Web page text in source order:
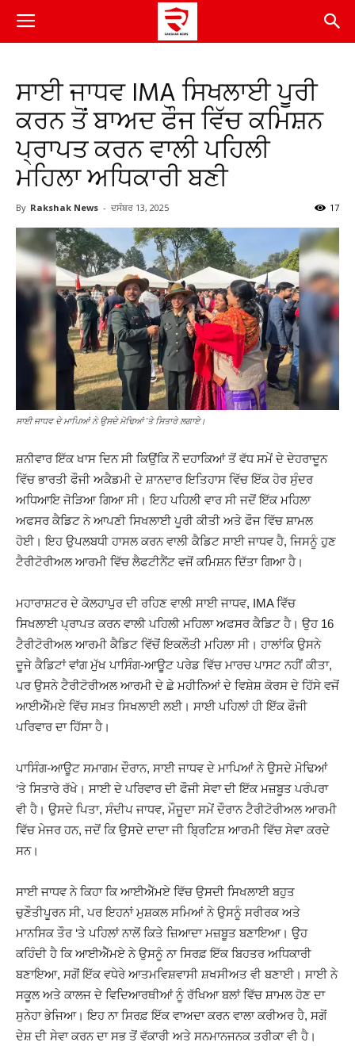
ਸਾਈ ਜਾਧਵ IMA ਸਿਖਲਾਈ ਪੂਰੀ
ਕਰਨ ਤੋਂ ਬਾਅਦ ਫੌਜ ਵਿੱਚ ਕਮਿਸ਼ਨ
ਪ੍ਰਾਪਤ ਕਰਨ ਵਾਲੀ ਪਹਿਲੀ
ਮਹਿਲਾ ਅਧਿਕਾਰੀ ਬਣੀ
By Rakshak News - ਦਸੰਬਰ 13, 2025 17
ਸਾਈ ਜਾਧਵ ਦੇ ਮਾਪਿਆਂ ਨੇ ਉਸਦੇ ਮੋਢਿਆਂ 'ਤੇ ਸਿਤਾਰੇ ਲਗਾਏ।
ਸ਼ਨੀਵਾਰ ਇੱਕ ਖਾਸ ਦਿਨ ਸੀ ਕਿਉਂਕਿ ਨੌਂ ਦਹਾਕਿਆਂ ਤੋਂ ਵੱਧ ਸਮੇਂ ਦੇ ਦੇਹਰਾਦੂਨ
ਵਿੱਚ ਭਾਰਤੀ ਫੌਜੀ ਅਕੈਡਮੀ ਦੇ ਸ਼ਾਨਦਾਰ ਇਤਿਹਾਸ ਵਿੱਚ ਇੱਕ ਹੋਰ ਸੁੰਦਰ
ਅਧਿਆਇ ਜੋੜਿਆ ਗਿਆ ਸੀ। ਇਹ ਪਹਿਲੀ ਵਾਰ ਸੀ ਜਦੋਂ ਇੱਕ ਮਹਿਲਾ
ਅਫਸਰ ਕੈਡਿਟ ਨੇ ਆਪਣੀ ਸਿਖਲਾਈ ਪੂਰੀ ਕੀਤੀ ਅਤੇ ਫੌਜ ਵਿੱਚ ਸ਼ਾਮਲ
ਹੋਈ। ਇਹ ਉਪਲਬਧੀ ਹਾਸਲ ਕਰਨ ਵਾਲੀ ਕੈਡਿਟ ਸਾਈ ਜਾਧਵ ਹੈ, ਜਿਸਨੂੰ ਹੁਣ
ਟੈਰੀਟੋਰੀਅਲ ਆਰਮੀ ਵਿੱਚ ਲੈਫਟੀਨੈਂਟ ਵਜੋਂ ਕਮਿਸ਼ਨ ਦਿੱਤਾ ਗਿਆ ਹੈ।
ਮਹਾਰਾਸ਼ਟਰ ਦੇ ਕੋਲਹਾਪੁਰ ਦੀ ਰਹਿਣ ਵਾਲੀ ਸਾਈ ਜਾਧਵ, IMA ਵਿੱਚ
ਸਿਖਲਾਈ ਪ੍ਰਾਪਤ ਕਰਨ ਵਾਲੀ ਪਹਿਲੀ ਮਹਿਲਾ ਅਫਸਰ ਕੈਡਿਟ ਹੈ। ਉਹ 16
ਟੈਰੀਟੋਰੀਅਲ ਆਰਮੀ ਕੈਡਿਟ ਵਿੱਚੋਂ ਇਕਲੌਤੀ ਮਹਿਲਾ ਸੀ। ਹਾਲਾਂਕਿ ਉਸਨੇ
ਦੂਜੇ ਕੈਡਿਟਾਂ ਵਾਂਗ ਮੁੱਖ ਪਾਸਿੰਗ-ਆਊਟ ਪਰੇਡ ਵਿੱਚ ਮਾਰਚ ਪਾਸਟ ਨਹੀਂ ਕੀਤਾ,
ਪਰ ਉਸਨੇ ਟੈਰੀਟੋਰੀਅਲ ਆਰਮੀ ਦੇ ਛੇ ਮਹੀਨਿਆਂ ਦੇ ਵਿਸ਼ੇਸ਼ ਕੋਰਸ ਦੇ ਹਿੱਸੇ ਵਜੋਂ
ਆਈਐੱਮਏ ਵਿੱਚ ਸਖ਼ਤ ਸਿਖਲਾਈ ਲਈ। ਸਾਈ ਪਹਿਲਾਂ ਹੀ ਇੱਕ ਫੌਜੀ
ਪਰਿਵਾਰ ਦਾ ਹਿੱਸਾ ਹੈ।
ਪਾਸਿੰਗ-ਆਊਟ ਸਮਾਗਮ ਦੌਰਾਨ, ਸਾਈ ਜਾਧਵ ਦੇ ਮਾਪਿਆਂ ਨੇ ਉਸਦੇ ਮੋਢਿਆਂ
‘ਤੇ ਸਿਤਾਰੇ ਰੱਖੇ। ਸਾਈ ਦੇ ਪਰਿਵਾਰ ਦੀ ਫੌਜੀ ਸੇਵਾ ਦੀ ਇੱਕ ਮਜ਼ਬੂਤ ​​ਪਰੰਪਰਾ
ਵੀ ਹੈ। ਉਸਦੇ ਪਿਤਾ, ਸੰਦੀਪ ਜਾਧਵ, ਮੌਜੂਦਾ ਸਮੇਂ ਦੌਰਾਨ ਟੈਰੀਟੋਰੀਅਲ ਆਰਮੀ
ਵਿੱਚ ਮੇਜਰ ਹਨ, ਜਦੋਂ ਕਿ ਉਸਦੇ ਦਾਦਾ ਜੀ ਬ੍ਰਿਟਿਸ਼ ਆਰਮੀ ਵਿੱਚ ਸੇਵਾ ਕਰਦੇ
ਸਨ।
ਸਾਈ ਜਾਧਵ ਨੇ ਕਿਹਾ ਕਿ ਆਈਐੱਮਏ ਵਿੱਚ ਉਸਦੀ ਸਿਖਲਾਈ ਬਹੁਤ
ਚੁਣੌਤੀਪੂਰਨ ਸੀ, ਪਰ ਇਹਨਾਂ ਮੁਸ਼ਕਲ ਸਮਿਆਂ ਨੇ ਉਸਨੂੰ ਸਰੀਰਕ ਅਤੇ
ਮਾਨਸਿਕ ਤੌਰ ‘ਤੇ ਪਹਿਲਾਂ ਨਾਲੋਂ ਕਿਤੇ ਜ਼ਿਆਦਾ ਮਜ਼ਬੂਤ ​​ਬਣਾਇਆ। ਉਹ
ਕਹਿੰਦੀ ਹੈ ਕਿ ਆਈਐੱਮਏ ਨੇ ਉਸਨੂੰ ਨਾ ਸਿਰਫ਼ ਇੱਕ ਬਿਹਤਰ ਅਧਿਕਾਰੀ
ਬਣਾਇਆ, ਸਗੋਂ ਇੱਕ ਵਧੇਰੇ ਆਤਮਵਿਸ਼ਵਾਸੀ ਸ਼ਖਸੀਅਤ ਵੀ ਬਣਾਈ। ਸਾਈ ਨੇ
ਸਕੂਲ ਅਤੇ ਕਾਲਜ ਦੇ ਵਿਦਿਆਰਥੀਆਂ ਨੂੰ ਰੱਖਿਆ ਬਲਾਂ ਵਿੱਚ ਸ਼ਾਮਲ ਹੋਣ ਦਾ
ਸੁਨੇਹਾ ਭੇਜਿਆ। ਇਹ ਨਾ ਸਿਰਫ਼ ਇੱਕ ਵਾਅਦਾ ਕਰਨ ਵਾਲਾ ਕਰੀਅਰ ਹੈ, ਸਗੋਂ
ਦੇਸ਼ ਦੀ ਸੇਵਾ ਕਰਨ ਦਾ ਸਭ ਤੋਂ ਵੱਕਾਰੀ ਅਤੇ ਸਨਮਾਨਜਨਕ ਤਰੀਕਾ ਵੀ ਹੈ।